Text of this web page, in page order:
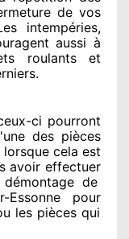
de vos
intempéries,
aussi à
roulants et
ci pourront
des pièces
cela est
avoir effectuer
démontage de
Essonne
pour
les pièces qui